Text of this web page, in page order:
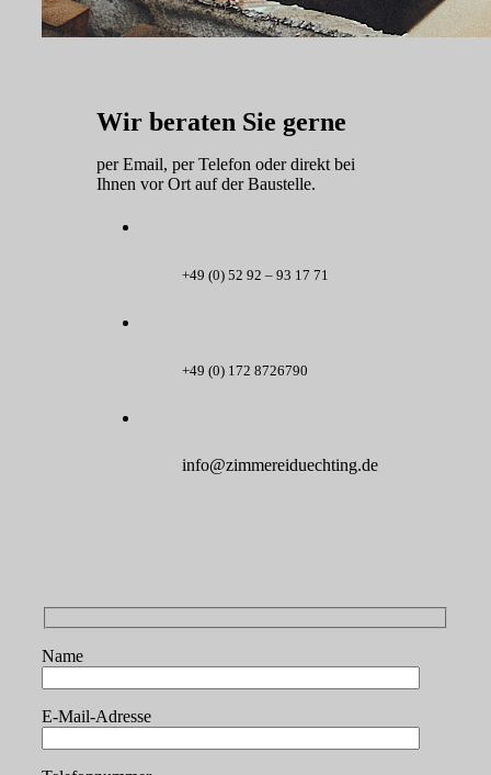
Wir beraten Sie gerne
per Email, per Telefon oder direkt bei
Ihnen vor Ort auf der Baustelle.
+49 (0) 52 92 – 93 17 71
+49 (0) 172 8726790
info@zimmereiduechting.de
Name
E-Mail-Adresse